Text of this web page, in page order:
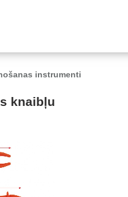
instrumenti
knaibļu